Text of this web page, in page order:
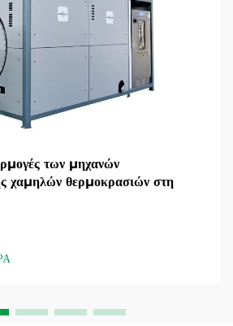
των μηχανών
χαμηλών θερμοκρασιών στη